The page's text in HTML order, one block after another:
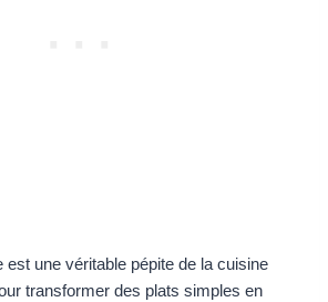
est une véritable pépite de la cuisine
transformer des plats simples en